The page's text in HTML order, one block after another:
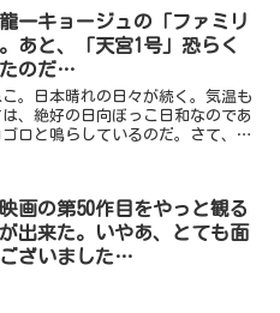
一キョージュの「ファミリ
あと、「天宮1号」恐らく
たのだ…
。日本晴れの日々が続く。気温も
、絶好の日向ぼっこ日和なのであ
ロと鳴らしているのだ。さて、先
画の第50作目をやっと観る
出来た。いやあ、とても面
ざいました…